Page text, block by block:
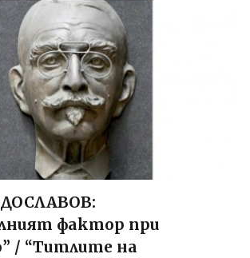
фактор при
/ “Титлите на